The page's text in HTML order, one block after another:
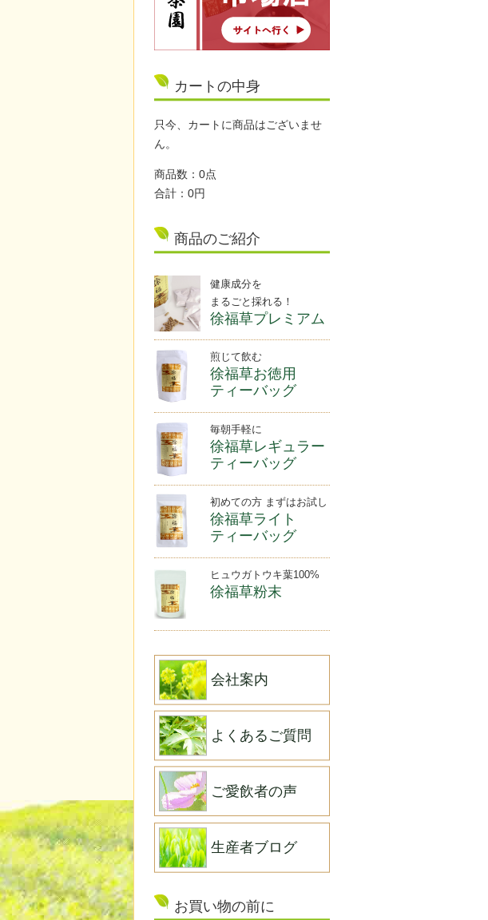
カートの中身
只今、カートに商品はございませ
ん。
商品数：0点
合計：0円
商品のご紹介
健康成分を
まるごと採れる！
徐福草プレミアム
煎じて飲む
徐福草お徳用
ティーバッグ
毎朝手軽に
徐福草レギュラー
ティーバッグ
初めての方 まずはお試し
徐福草ライト
ティーバッグ
ヒュウガトウキ葉100%
徐福草粉末
会社案内
よくあるご質問
ご愛飲者の声
生産者ブログ
お買い物の前に